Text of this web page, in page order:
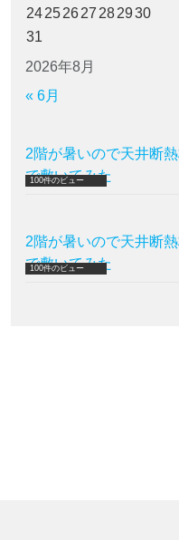
2026年8月
24252627 282930
31
« 6月
2階が暑いので天井断
で敷いてみた
100件のビュー
2階が暑いので天井断
で敷いてみた
100件のビュー